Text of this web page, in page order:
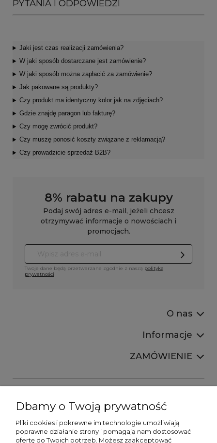
PYTANIA I ODPOWIEDZI
Jaki jest czas realizacji zamówienia?
W jaki sposób dostarczane jest zamówienie?
W jaki sposób można zapłacić za zamówienie?
Jak pakowane są produkty?
Czy produkt ma identyczny kolor jak na zdjęciach?
Gdzie znajdę paragon lub fakturę?
Czy mogę zwrócić produkt?
Czy muszę ponosić koszty związane z reklamacją?
Czy prowadzicie sprzedaż B2B?
8% rabatu na zakupy
Podaj swój adres e-mail, jeżeli chcesz
otrzymywać informacje o nowościach i
promocjach.
Twoje dane będą przetwarzane zgodnie z naszą polityką
prywatności
O nas
Informacje
ZAMÓWIENIE
+48606673390
sprzedaz@belldecohome.pl
Dbamy o Twoją prywatność
Pliki cookies i pokrewne im technologie umożliwiają
poprawne działanie strony i pomagają nam dostosować
ofertę do Twoich potrzeb. Możesz zaakceptować